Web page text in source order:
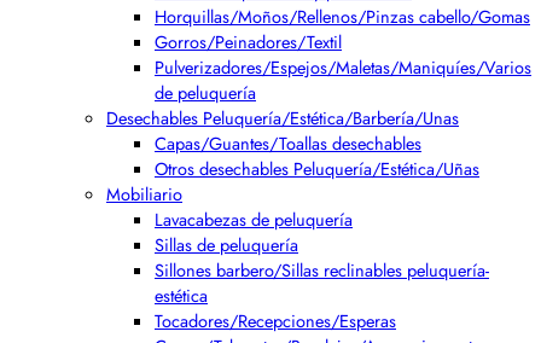
Horquillas/Moños/Rellenos/Pinzas cabello/Gomas
Gorros/Peinadores/Textil
Pulverizadores/Espejos/Maletas/Maniquíes/Varios
de peluquería
Desechables Peluquería/Estética/Barbería/Unas
Capas/Guantes/Toallas desechables
Otros desechables Peluquería/Estética/Uñas
Mobiliario
Lavacabezas de peluquería
Sillas de peluquería
Sillones barbero/Sillas reclinables peluquería-
estética
Tocadores/Recepciones/Esperas